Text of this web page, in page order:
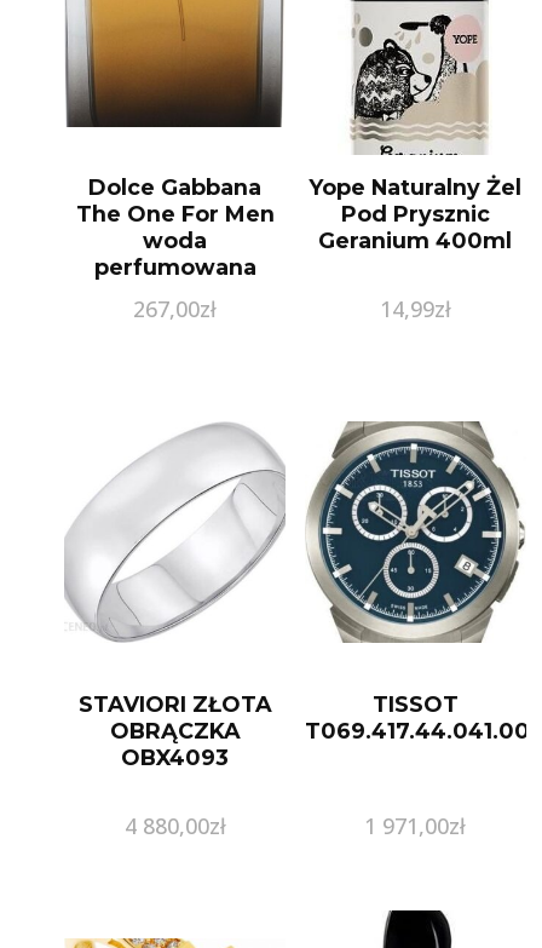
Dolce Gabbana
The One For Men
woda
perfumowana
267,00zł
Yope Naturalny Żel
Pod Prysznic
Geranium 400ml
14,99zł
STAVIORI ZŁOTA
OBRĄCZKA
OBX4093
4 880,00zł
TISSOT
T069.417.44.041.00
1 971,00zł